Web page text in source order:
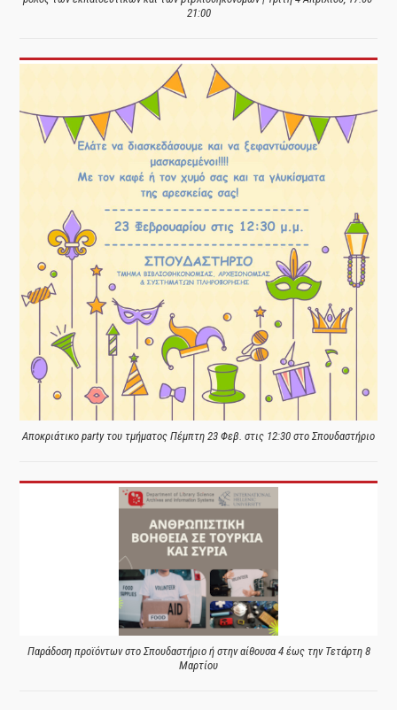
21:00
Αποκριάτικο party του τμήματος Πέμπτη 23 Φεβ. στις 12:30 στο Σπουδαστήριο
Παράδοση προϊόντων στο Σπουδαστήριο ή στην αίθουσα 4 έως την Τετάρτη 8
Μαρτίου